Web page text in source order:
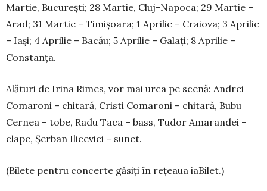
Martie, București; 28 Mar­tie, Cluj-Napoca; 29 Martie –
Arad; 31 Martie – Timișoara; 1 Aprilie – Craiova; 3 Aprilie
– Iași; 4 Aprilie – Bacău; 5 Aprilie – Galați; 8 Aprilie –
Constanța.
Alături de Irina Rimes, vor mai urca pe scenă: Andrei
Comaroni – chitară, Cristi Comaroni – chi­tară, Bubu
Cernea – tobe, Radu Taca – bass, Tudor Ama­randei –
clape, Șerban Ilicevici – sunet.
(Bilete pentru concerte găsiți în rețeaua iaBilet.)